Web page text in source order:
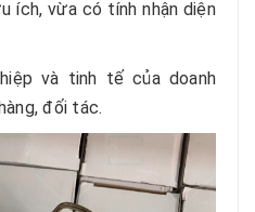
ích, vừa có tính nhận diện
và tinh tế của doanh
đối tác.